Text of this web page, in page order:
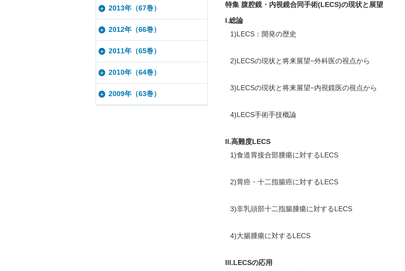
特集 腹腔鏡・内視鏡合同手術(LECS)の現状と展望
I.総論
1)LECS：開発の歴史
2)LECSの現状と将来展望−外科医の視点から
3)LECSの現状と将来展望−内視鏡医の視点から
4)LECS手術手技概論
II.高難度LECS
1)食道胃接合部腫瘍に対するLECS
2)胃癌・十二指腸癌に対するLECS
3)非乳頭部十二指腸腫瘍に対するLECS
4)大腸腫瘍に対するLECS
III.LECSの応用
2013年（67巻）
2012年（66巻）
2011年（65巻）
2010年（64巻）
2009年（63巻）